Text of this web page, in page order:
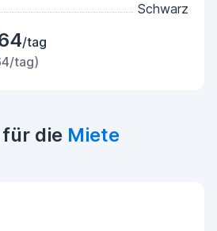
Schwarz
/tag
tag)
die Miete